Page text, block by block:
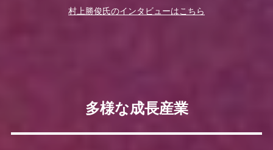
村上勝俊氏のインタビューはこちら
多様な成長産業